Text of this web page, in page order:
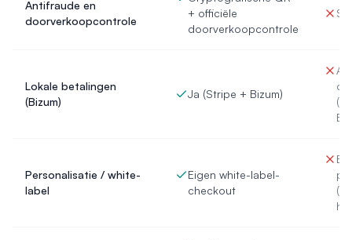
Antifraude en
doorverkoopcontrole
+ officiële
doorverkoopcontrole
Lokale betalingen
(Bizum)
Ja (Stripe + Bizum)
Personalisatie / white-
label
Eigen white-label-
checkout